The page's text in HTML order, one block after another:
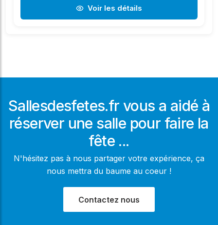
Voir les détails
Sallesdesfetes.fr vous a aidé à
réserver une salle pour faire la
fête ...
N'hésitez pas à nous partager votre expérience, ça
nous mettra du baume au coeur !
Contactez nous